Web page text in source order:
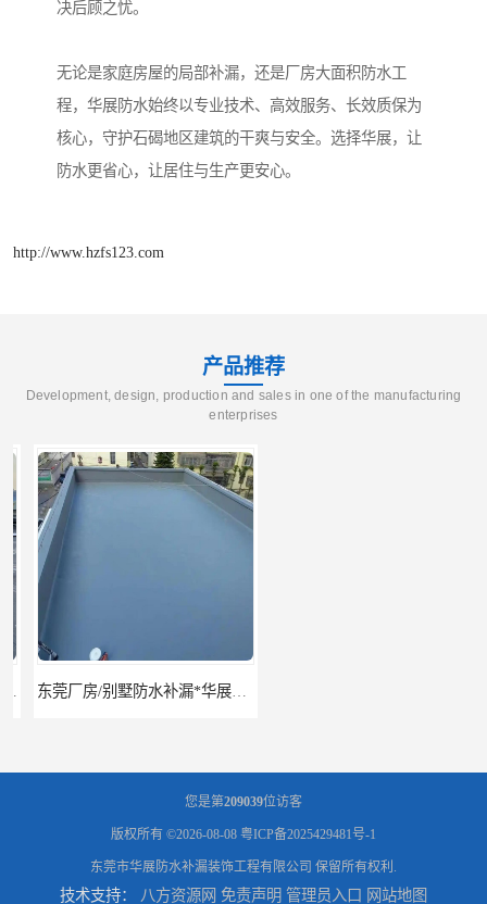
决后顾之忧。
无论是家庭房屋的局部补漏，还是厂房大面积防水工
程，华展防水始终以专业技术、高效服务、长效质保为
核心，守护石碣地区建筑的干爽与安全。选择华展，让
防水更省心，让居住与生产更安心。
http://www.hzfs123.com
产品推荐
Development, design, production and sales in one of the manufacturing
enterprises
东莞厂房/别墅防水补漏*华展防水，技术全面、专业靠谱
您是第209039位访客
版权所有 ©2026-08-08 粤ICP备2025429481号-1
东莞市华展防水补漏装饰工程有限公司 保留所有权利.
技术支持： 八方资源网 免责声明 管理员入口 网站地图